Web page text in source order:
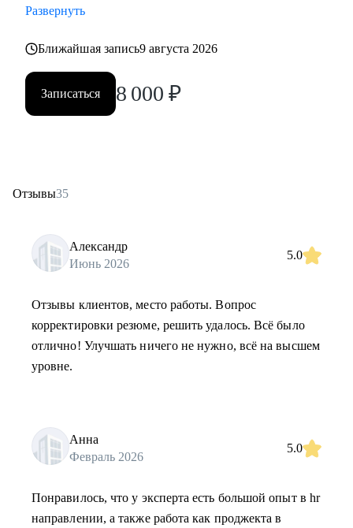
Развернуть
Ближайшая запись9 августа 2026
Записаться 8 000 ₽
Отзывы35
Александр
Июнь 2026
5.0
Отзывы клиентов, место работы. Вопрос
корректировки резюме, решить удалось. Всё было
отлично! Улучшать ничего не нужно, всё на высшем
уровне.
Анна
Февраль 2026
5.0
Понравилось, что у эксперта есть большой опыт в hr
направлении, а также работа как проджекта в